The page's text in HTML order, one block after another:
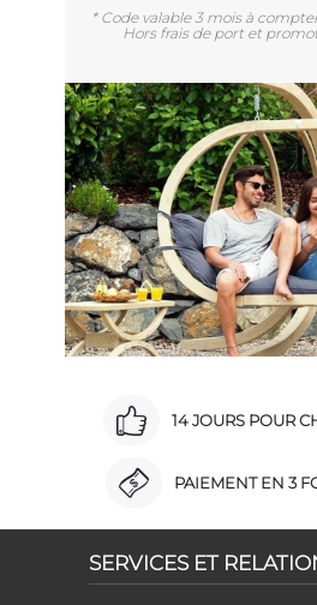
* Code valable 3 mois à
Hors frais de port et
14 JOURS POUR
PAIEMENT EN 3
SERVICES ET